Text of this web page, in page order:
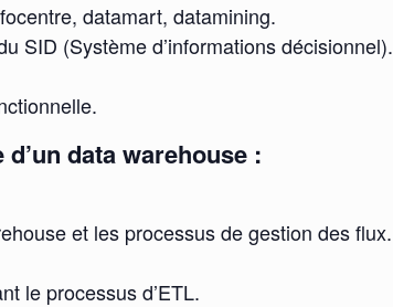
datamart, datamining.
SID (Système d’informations décisionnel).
data warehouse :
et les processus de gestion des flux.
le processus d’ETL.